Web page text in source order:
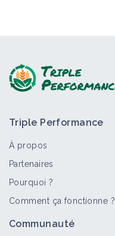
Triple Performance
À propos
Partenaires
Pourquoi ?
Comment ça fonctionne ?
Communauté